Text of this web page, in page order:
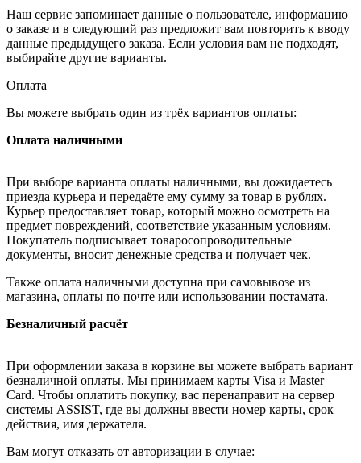
Наш сервис запоминает данные о пользователе, информацию
о заказе и в следующий раз предложит вам повторить к вводу
данные предыдущего заказа. Если условия вам не подходят,
выбирайте другие варианты.
Оплата
Вы можете выбрать один из трёх вариантов оплаты:
Оплата наличными
При выборе варианта оплаты наличными, вы дожидаетесь
приезда курьера и передаёте ему сумму за товар в рублях.
Курьер предоставляет товар, который можно осмотреть на
предмет повреждений, соответствие указанным условиям.
Покупатель подписывает товаросопроводительные
документы, вносит денежные средства и получает чек.
Также оплата наличными доступна при самовывозе из
магазина, оплаты по почте или использовании постамата.
Безналичный расчёт
При оформлении заказа в корзине вы можете выбрать вариант
безналичной оплаты. Мы принимаем карты Visa и Master
Card. Чтобы оплатить покупку, вас перенаправит на сервер
системы ASSIST, где вы должны ввести номер карты, срок
действия, имя держателя.
Вам могут отказать от авторизации в случае: